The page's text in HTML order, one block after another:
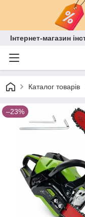
Інтернет-магазин
Каталог товарів
–23%